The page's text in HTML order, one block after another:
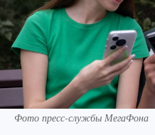
Фото пресс-службы МегаФона